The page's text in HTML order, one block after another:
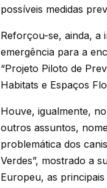
possíveis medidas
Reforçou-se, ainda, a
emergência para a
“Projeto Piloto de
Habitats e Espaços
Houve, igualmente,
outros assuntos,
problemática dos
Verdes”, mostrado a
Europeu, as